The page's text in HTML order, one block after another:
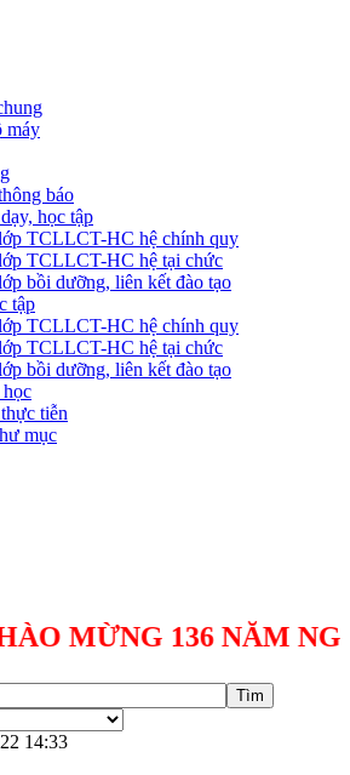
máy
báo
học tập
TCLLCT-HC hệ chính quy
TCLLCT-HC hệ tại chức
bồi dưỡng, liên kết đào tạo
tập
TCLLCT-HC hệ chính quy
TCLLCT-HC hệ tại chức
bồi dưỡng, liên kết đào tạo
tiễn
mục
136 NĂM NGÀY
14:33